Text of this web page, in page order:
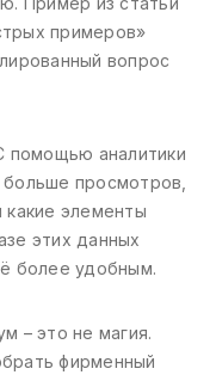
примеров»
вопрос
помощью аналитики
просмотров,
какие элементы
этих данных
более удобным.
– это не магия.
фирменный